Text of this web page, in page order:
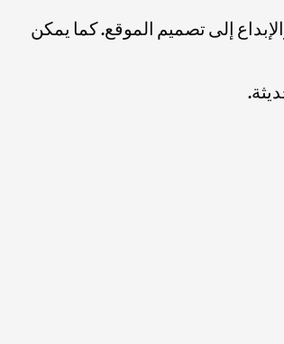
إلى تصميم الموقع. كما يمكن